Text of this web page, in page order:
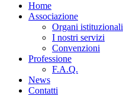
Home
Associazione
Organi istituzionali
I nostri servizi
Convenzioni
Professione
F.A.Q.
News
Contatti